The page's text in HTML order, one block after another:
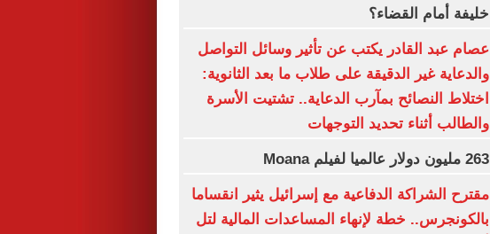
خليفة أمام القضاء؟
عصام عبد القادر يكتب عن تأثير وسائل التواصل
والدعاية غير الدقيقة على طلاب ما بعد الثانوية:
اختلاط النصائح بمآرب الدعاية.. تشتيت الأسرة
والطالب أثناء تحديد التوجهات
263 مليون دولار عالميا لفيلم Moana
مقترح الشراكة الدفاعية مع إسرائيل يثير انقساما
بالكونجرس.. خطة لإنهاء المساعدات المالية لتل